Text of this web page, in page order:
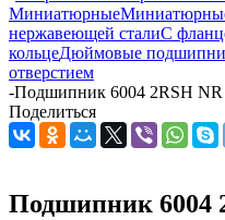
Миниатюрные
нержавеющей сталиС
кольцеДюймовые
отверстием
-Подшипник 6004 2RSH
Поделиться
Подшипник 6004